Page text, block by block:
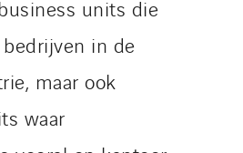
units die
in de
maar ook
waar